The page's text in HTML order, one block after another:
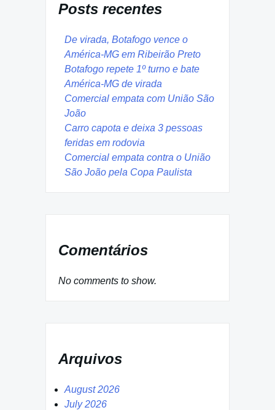
Posts recentes
De virada, Botafogo vence o
América-MG em Ribeirão Preto
Botafogo repete 1º turno e bate
América-MG de virada
Comercial empata com União São
João
Carro capota e deixa 3 pessoas
feridas em rodovia
Comercial empata contra o União
São João pela Copa Paulista
Comentários
No comments to show.
Arquivos
August 2026
July 2026